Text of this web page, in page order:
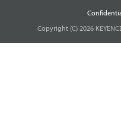
Copyright (C) 2026